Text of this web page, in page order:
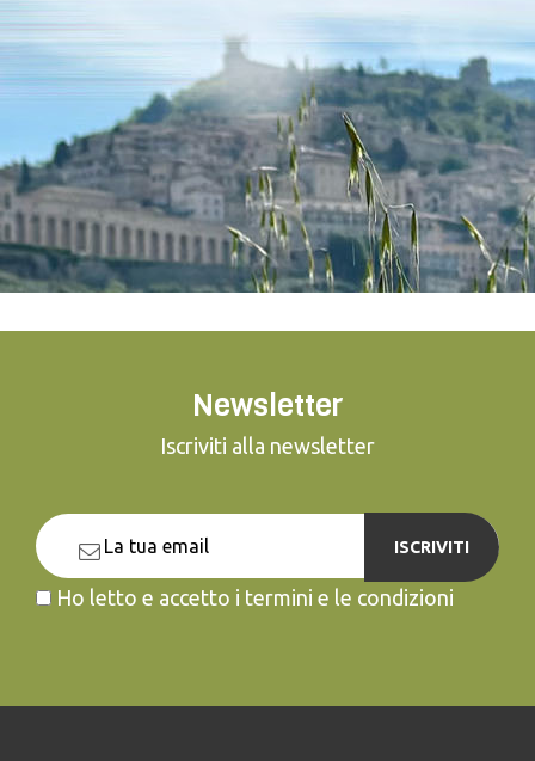
Newsletter
Iscriviti alla newsletter
ISCRIVITI
Ho letto e accetto i termini e le condizioni